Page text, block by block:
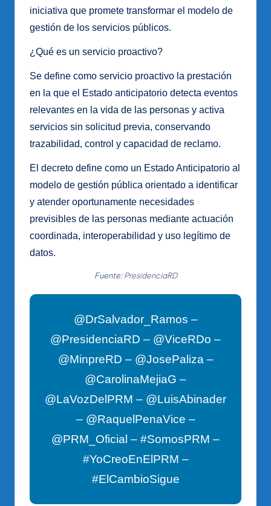
iniciativa que promete transformar el modelo de
gestión de los servicios públicos.
¿Qué es un servicio proactivo?
Se define como servicio proactivo la prestación
en la que el Estado anticipatorio detecta eventos
relevantes en la vida de las personas y activa
servicios sin solicitud previa, conservando
trazabilidad, control y capacidad de reclamo.
El decreto define como un Estado Anticipatorio al
modelo de gestión pública orientado a identificar
y atender oportunamente necesidades
previsibles de las personas mediante actuación
coordinada, interoperabilidad y uso legítimo de
datos.
Fuente:PresidenciaRD
@DrSalvador_Ramos –
@PresidenciaRD – @ViceRDo –
@MinpreRD – @JosePaliza –
@CarolinaMejiaG –
@LaVozDelPRM – @LuisAbinader
– @RaquelPenaVice –
@PRM_Oficial – #SomosPRM –
#YoCreoEnElPRM –
#ElCambioSigue